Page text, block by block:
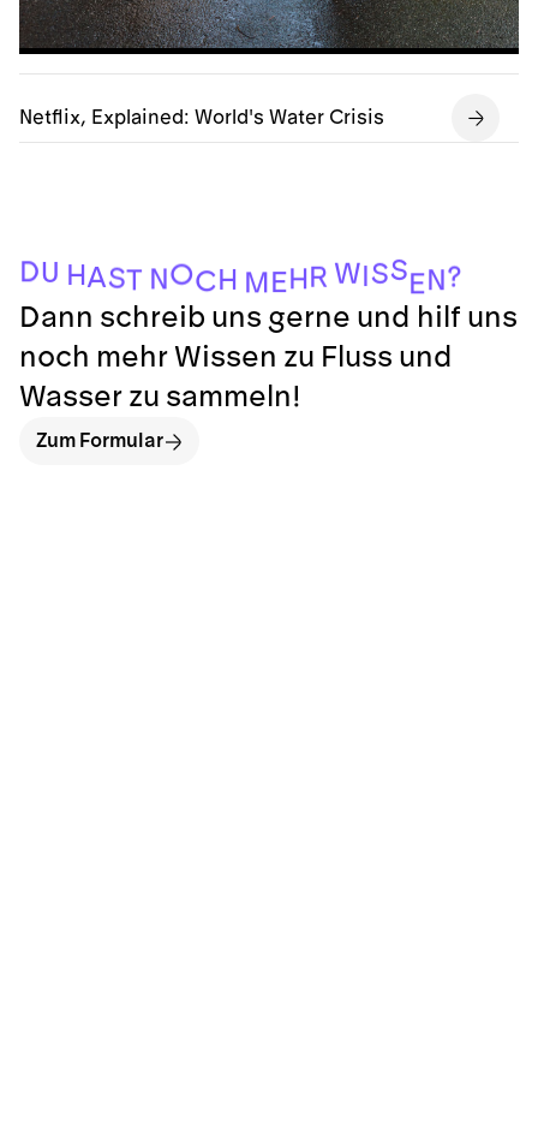
Netflix, Explained: World's Water Crisis
DU H AST NOC H M EH R W SSEN?
Dann schreib uns gerne und hilf uns
noch mehr Wissen zu Fluss und
Wasser zu sammeln!
Zum Formular